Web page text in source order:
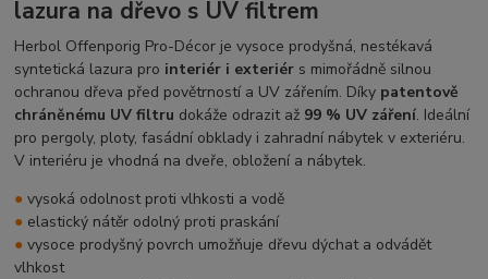
lazura na dřevo s UV filtrem
Herbol Offenporig Pro-Décor je vysoce prodyšná, nestékavá
syntetická lazura pro interiér i exteriér s mimořádně silnou
ochranou dřeva před povětrností a UV zářením. Díky patentově
chráněnému UV filtru dokáže odrazit až 99 % UV záření. Ideální
pro pergoly, ploty, fasádní obklady i zahradní nábytek v exteriéru.
V interiéru je vhodná na dveře, obložení a nábytek.
● vysoká odolnost proti vlhkosti a vodě
● elastický nátěr odolný proti praskání
● vysoce prodyšný povrch umožňuje dřevu dýchat a odvádět
vlhkost